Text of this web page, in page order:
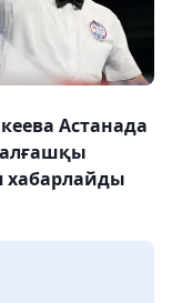
Астанада
хабарлайды